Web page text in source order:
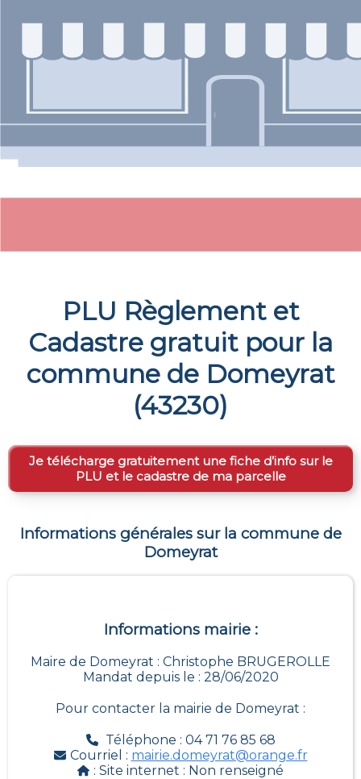
PLU Règlement et
Cadastre gratuit pour la
commune de Domeyrat
(43230)
Je télécharge gratuitement une fiche d’info sur le
PLU et le cadastre de ma parcelle
Informations générales sur la commune de
Domeyrat
Informations mairie :
Maire de Domeyrat : Christophe BRUGEROLLE
Mandat depuis le : 28/06/2020
Pour contacter la mairie de Domeyrat :
Téléphone : 04 71 76 85 68
Courriel : mairie.domeyrat@orange.fr
: Site internet : Non renseigné